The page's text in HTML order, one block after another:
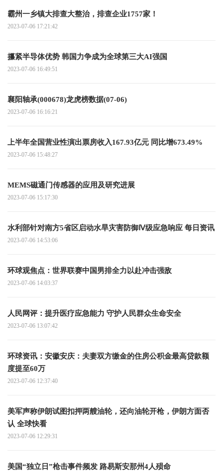
霸州一乡镇大排查大整治，排查企业1757家！
2023-07-06 17:21:42
攥紧半导体优势 韩国力争成为全球第三大AI强国
2023-07-06 16:49:51
襄阳轴承(000678)龙虎榜数据(07-06)
2023-07-06 16:16:21
上半年全国营业性演出票房收入167.93亿元 同比增673.49%
2023-07-06 15:48:27
MEMS磁通门传感器的应用及研究进展
2023-07-06 15:17:30
水利部针对南方5省区启动水旱灾害防御Ⅳ级应急响应 每日资讯
2023-07-06 14:53:06
环球观焦点：世界联赛中国男排全力以赴冲击强敌
2023-07-06 14:03:37
人民网评：提升医疗应急能力 守护人民群众生命安全
2023-07-06 13:07:42
环球资讯：安徽安庆：夫妻双方缴金的住房公积金最高贷款额
度提至60万
2023-07-06 12:37:40
美军声称伊朗试图扣押两艘油轮，还向油轮开枪，伊朗方面否
认 全球快看
2023-07-06 12:29:31
美国“独立日”枪击事件频发 路易斯安那州4人殒命